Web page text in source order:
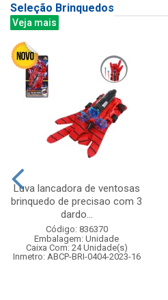
Seleção Brinquedos
Veja mais
Luva lancadora de ventosas
brinquedo de precisao com 3
dardo...
Código: 836370
Embalagem: Unidade
Caixa Com: 24 Unidade(s)
Inmetro: ABCP-BRI-0404-2023-16